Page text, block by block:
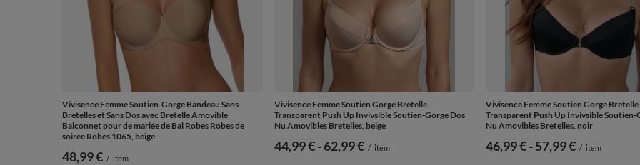
Vivisence Femme Soutien-Gorge Bandeau Sans
Bretelles et Sans Dos avec Bretelle Amovible
Balconnet pour de mariée de Bal Robes Robes de
soirée Robes 1065, beige
48,99 € / item
Vivisence Femme Soutien Gorge Bretelle
Transparent Push Up Invivsible Soutien-Gorge Dos
Nu Amovibles Bretelles, beige
de
44,99 €-vers le bas
62,99 € / item
Vivisence Femme Soutien Gorge Bretelle
Transparent Push Up Invivsible Soutien-
Nu Amovibles Bretelles, noir
de
46,99 €-vers le bas
57,99 € / item